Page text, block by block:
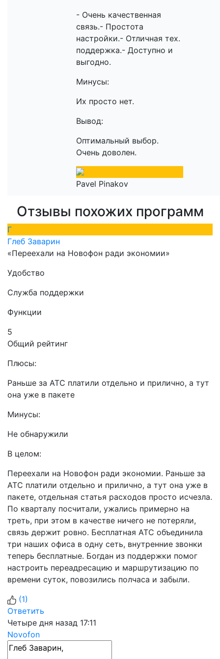
- Очень качественная
связь.- Простота
настройки.- Отличная тех.
поддержка.- Доступно и
выгодно.
Минусы:
Их просто нет.
Вывод:
Оптимальный выбор.
Очень доволен.
Pavel Pinakov
Отзывы похожих программ
Г
Глеб Заварин
«Переехали на Новофон ради экономии»
Удобство
Служба поддержки
Функции
5
Общий рейтинг
Плюсы:
Раньше за АТС платили отдельно и прилично, а тут
она уже в пакете
Минусы:
Не обнаружили
В целом:
Переехали на Новофон ради экономии. Раньше за
АТС платили отдельно и прилично, а тут она уже в
пакете, отдельная статья расходов просто исчезла.
По кварталу посчитали, ужались примерно на
треть, при этом в качестве ничего не потеряли,
связь держит ровно. Бесплатная АТС объединила
три наших офиса в одну сеть, внутренние звонки
теперь бесплатные. Богдан из поддержки помог
настроить переадресацию и маршрутизацию по
времени суток, повозились полчаса и забыли.
(1)
Ответить
Четыре дня назад 17:11
Novofon